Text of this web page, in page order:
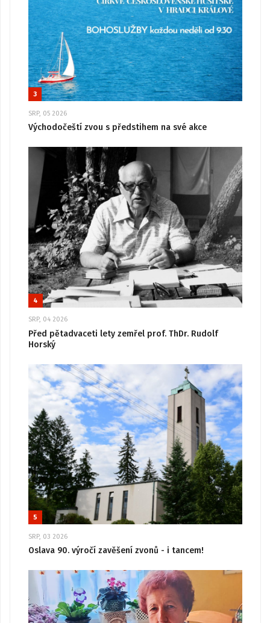
3
SRP, 05 2026
Východočeští zvou s předstihem na své akce
4
SRP, 04 2026
Před pětadvaceti lety zemřel prof. ThDr. Rudolf
Horský
5
SRP, 03 2026
Oslava 90. výročí zavěšení zvonů - i tancem!